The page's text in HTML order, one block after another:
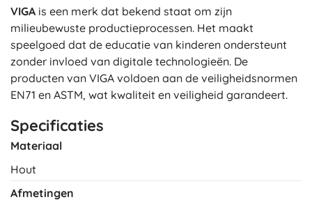
VIGA is een merk dat bekend staat om zijn
milieubewuste productieprocessen. Het maakt
speelgoed dat de educatie van kinderen ondersteunt
zonder invloed van digitale technologieën. De
producten van VIGA voldoen aan de veiligheidsnormen
EN71 en ASTM, wat kwaliteit en veiligheid garandeert.
Specificaties
Materiaal
Hout
Afmetingen